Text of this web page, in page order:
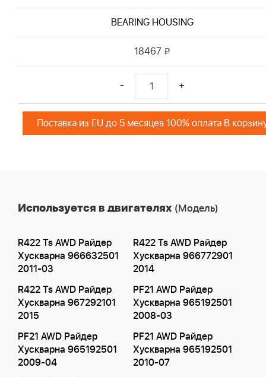
BEARING HOUSING
18467 i
- +
Поставка из EU до 5 месяцев 100% оплата В
Используется в двигателях (Модель)
R422 Ts AWD Райдер
Хускварна 966632501
2011-03
R422 Ts AWD Райдер
Хускварна 966772901
2014
R422 Ts AWD Райдер
Хускварна 967292101
2015
PF21 AWD Райдер
Хускварна 965192501
2008-03
PF21 AWD Райдер
Хускварна 965192501
2009-04
PF21 AWD Райдер
Хускварна 965192501
2010-07